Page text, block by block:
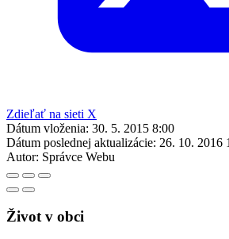
Zdieľať na sieti X
Dátum vloženia: 30. 5. 2015 8:00
Dátum poslednej aktualizácie: 26. 10. 2016
Autor: Správce Webu
Život v obci